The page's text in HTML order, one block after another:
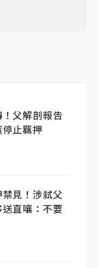
父解剖報告
止羈押
見！涉弒父
直嚷：不要